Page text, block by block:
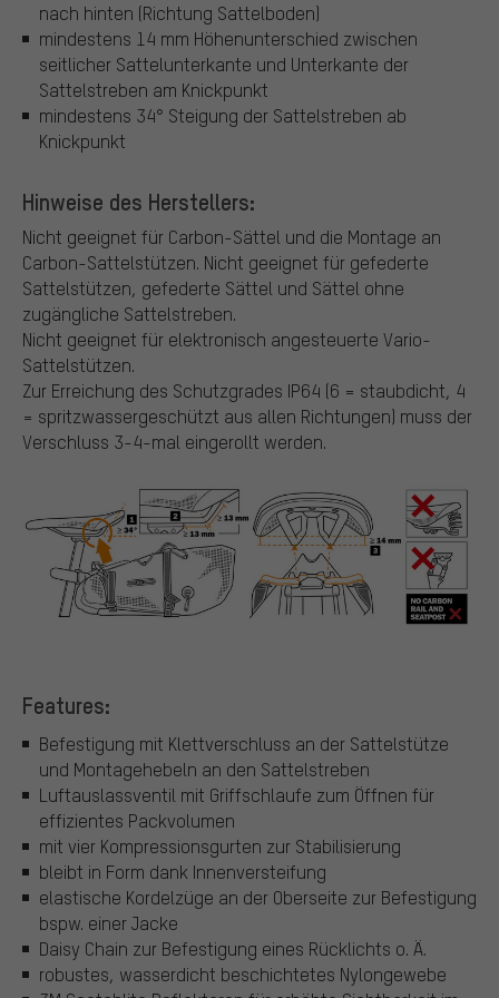
nach hinten (Richtung Sattelboden)
mindestens 14 mm Höhenunterschied zwischen
seitlicher Sattelunterkante und Unterkante der
Sattelstreben am Knickpunkt
mindestens 34° Steigung der Sattelstreben ab
Knickpunkt
Hinweise des Herstellers:
Nicht geeignet für Carbon-Sättel und die Montage an
Carbon-Sattelstützen. Nicht geeignet für gefederte
Sattelstützen, gefederte Sättel und Sättel ohne
zugängliche Sattelstreben.
Nicht geeignet für elektronisch angesteuerte Vario-
Sattelstützen.
Zur Erreichung des Schutzgrades IP64 (6 = staubdicht, 4
= spritzwassergeschützt aus allen Richtungen) muss der
Verschluss 3-4-mal eingerollt werden.
Features:
Befestigung mit Klettverschluss an der Sattelstütze
und Montagehebeln an den Sattelstreben
Luftauslassventil mit Griffschlaufe zum Öffnen für
effizientes Packvolumen
mit vier Kompressionsgurten zur Stabilisierung
bleibt in Form dank Innenversteifung
elastische Kordelzüge an der Oberseite zur Befestigung
bspw. einer Jacke
Daisy Chain zur Befestigung eines Rücklichts o. Ä.
robustes, wasserdicht beschichtetes Nylongewebe